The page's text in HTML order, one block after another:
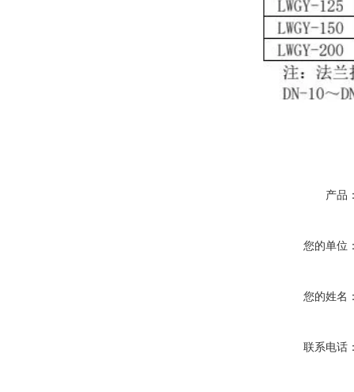
产品
您的单位
您的姓名
联系电话